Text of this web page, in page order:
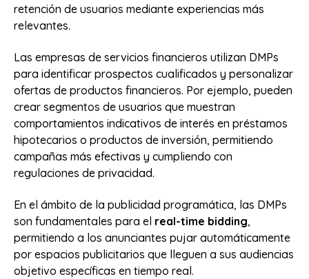
retención de usuarios mediante experiencias más
relevantes.
Las empresas de servicios financieros utilizan DMPs
para identificar prospectos cualificados y personalizar
ofertas de productos financieros. Por ejemplo, pueden
crear segmentos de usuarios que muestran
comportamientos indicativos de interés en préstamos
hipotecarios o productos de inversión, permitiendo
campañas más efectivas y cumpliendo con
regulaciones de privacidad.
En el ámbito de la publicidad programática, las DMPs
son fundamentales para el real-time bidding,
permitiendo a los anunciantes pujar automáticamente
por espacios publicitarios que lleguen a sus audiencias
objetivo específicas en tiempo real.